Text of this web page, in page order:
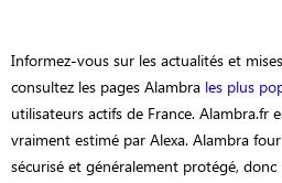
Informez-vous sur les actualités et
consultez les pages Alambra les plus
utilisateurs actifs de France. Alambra.fr
vraiment estimé par Alexa. Alambra
sécurisé et généralement protégé,